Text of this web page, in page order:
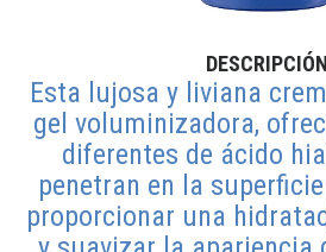
DESCRIPCIÓN
Esta lujosa y liviana
gel voluminizadora,
diferentes de ácido
penetran en la
proporcionar una